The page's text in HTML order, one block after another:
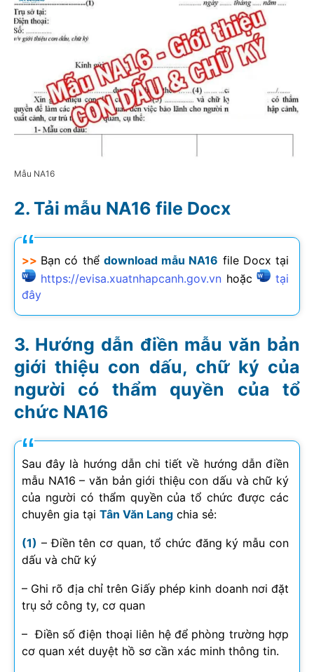
Mẫu NA16
Tải mẫu NA16 file Docx
>> Bạn có thể download mẫu NA16 file Docx tại
https://evisa.xuatnhapcanh.gov.vnhoặc
tại
đây
Hướng dẫn điền mẫu văn bản
giới thiệu con dấu, chữ ký của
người có thẩm quyền của tổ
chức NA16
Sau đây là hướng dẫn chi tiết về hướng dẫn điền
mẫu NA16 – văn bản giới thiệu con dấu và chữ ký
của người có thẩm quyền của tổ chức được các
chuyên gia tại Tân Văn Lang chia sẻ:
(1) – Điền tên cơ quan, tổ chức đăng ký mẫu con
dấu và chữ ký
– Ghi rõ địa chỉ trên Giấy phép kinh doanh nơi đặt
trụ sở công ty, cơ quan
– Điền số điện thoại liên hệ để phòng trường hợp
cơ quan xét duyệt hồ sơ cần xác minh thông tin.